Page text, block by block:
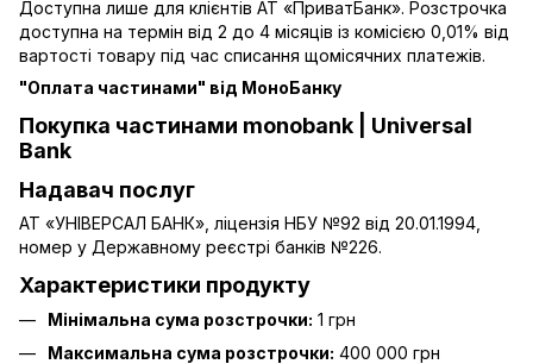
Доступна лише для клієнтів АТ «ПриватБанк». Розстрочка
доступна на термін від 2 до 4 місяців із комісією 0,01% від
вартості товару під час списання щомісячних платежів.
"Оплата частинами" від МоноБанку
Покупка частинами monobank | Universal
Bank
Надавач послуг
АТ «УНІВЕРСАЛ БАНК», ліцензія НБУ №92 від 20.01.1994,
номер у Державному реєстрі банків №226.
Характеристики продукту
Мінімальна сума розстрочки: 1 грн
Максимальна сума розстрочки: 400 000 грн